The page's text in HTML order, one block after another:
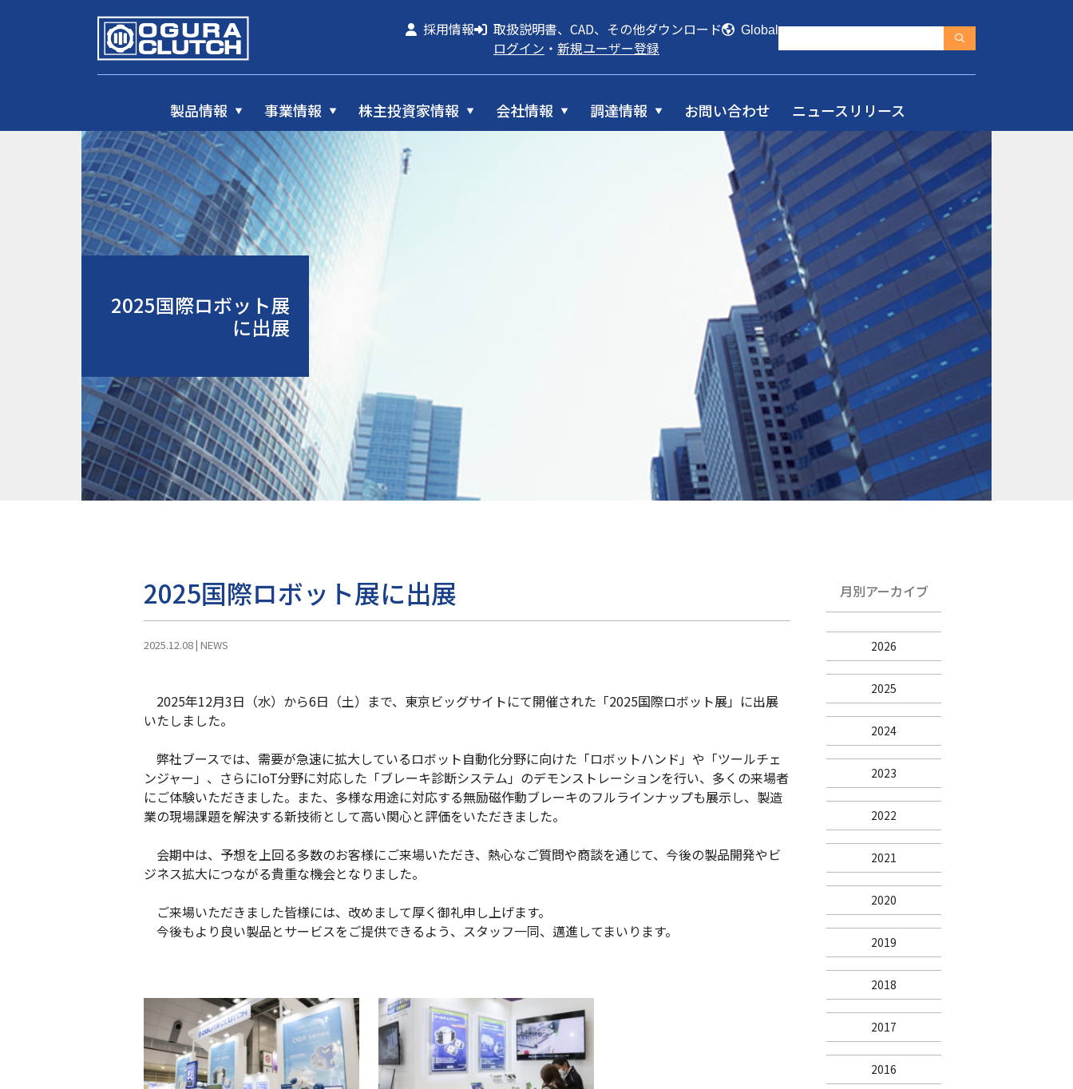
採用情報
取扱説明書、CAD、その他ダウンロード
ログイン ・ 新規ユーザー登録
Global
製品情報 事業情報 株主投資家情報 会社情報 調達情報 お問い合わせ ニュースリリース
2025国際ロボット展
に出展
2025国際ロボット展に出展
2025.12.08| NEWS
2025年12月3日（水）から6日（土）まで、東京ビッグサイトにて開催された「2025国際ロボット展」に出展
いたしました。
弊社ブースでは、需要が急速に拡大しているロボット自動化分野に向けた「ロボットハンド」や「ツールチェ
ンジャー」、さらにIoT分野に対応した「ブレーキ診断システム」のデモンストレーションを行い、多くの来場者
にご体験いただきました。また、多様な用途に対応する無励磁作動ブレーキのフルラインナップも展示し、製造
業の現場課題を解決する新技術として高い関心と評価をいただきました。
会期中は、予想を上回る多数のお客様にご来場いただき、熱心なご質問や商談を通じて、今後の製品開発やビ
ジネス拡大につながる貴重な機会となりました。
ご来場いただきました皆様には、改めまして厚く御礼申し上げます。
今後もより良い製品とサービスをご提供できるよう、スタッフ一同、邁進してまいります。
月別アーカイブ
2026
2025
2024
2023
2022
2021
2020
2019
2018
2017
2016